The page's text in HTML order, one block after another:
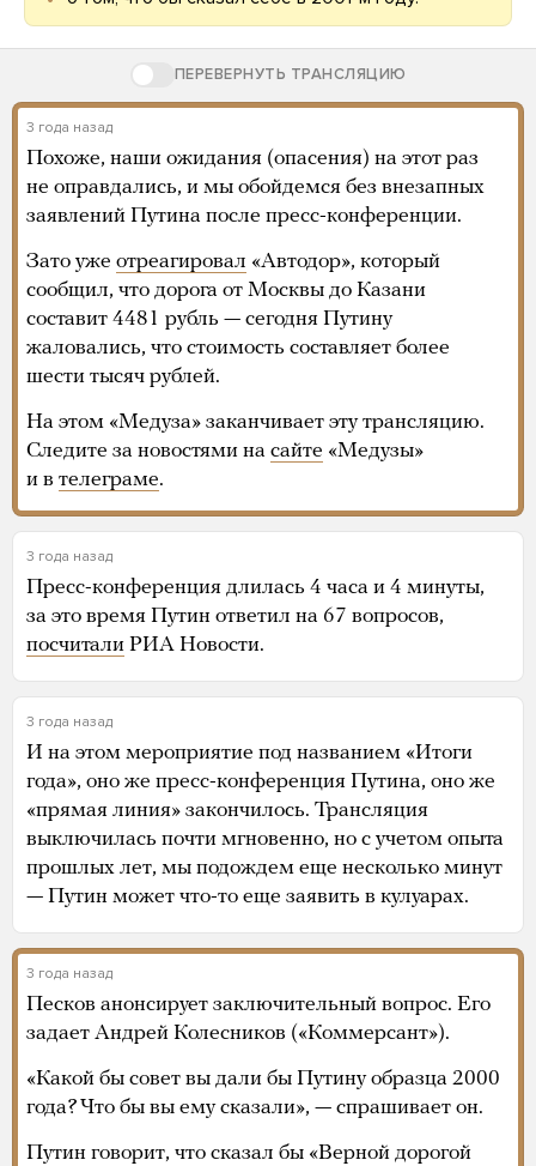
ПЕРЕВЕРНУТЬ ТРАНСЛЯЦИЮ
3 года назад
Похоже, наши ожидания (опасения) на этот раз
не оправдались, и мы обойдемся без внезапных
заявлений Путина после пресс-конференции.
Зато уже отреагировал «Автодор», который
сообщил, что дорога от Москвы до Казани
составит 4481 рубль — сегодня Путину
жаловались, что стоимость составляет более
шести тысяч рублей.
На этом «Медуза» заканчивает эту трансляцию.
Следите за новостями на сайте «Медузы»
и в телеграме.
3 года назад
Пресс-конференция длилась 4 часа и 4 минуты,
за это время Путин ответил на 67 вопросов,
посчитали РИА Новости.
3 года назад
И на этом мероприятие под названием «Итоги
года», оно же пресс-конференция Путина, оно же
«прямая линия» закончилось. Трансляция
выключилась почти мгновенно, но с учетом опыта
прошлых лет, мы подождем еще несколько минут
— Путин может что-то еще заявить в кулуарах.
3 года назад
Песков анонсирует заключительный вопрос. Его
задает Андрей Колесников («Коммерсант»).
«Какой бы совет вы дали бы Путину образца 2000
года? Что бы вы ему сказали», — спрашивает он.
Путин говорит, что сказал бы «Верной дорогой